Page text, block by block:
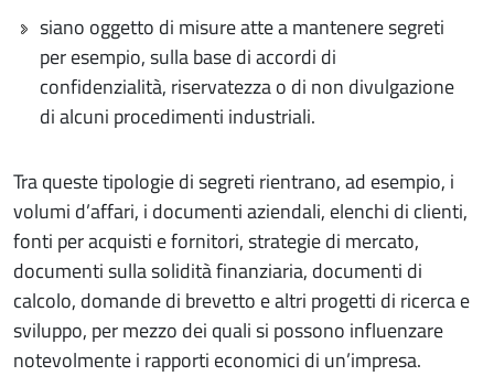
siano oggetto di misure atte a mantenere segreti
per esempio, sulla base di accordi di
confidenzialità, riservatezza o di non divulgazione
di alcuni procedimenti industriali.
Tra queste tipologie di segreti rientrano, ad esempio, i
volumi d’affari, i documenti aziendali, elenchi di clienti,
fonti per acquisti e fornitori, strategie di mercato,
documenti sulla solidità finanziaria, documenti di
calcolo, domande di brevetto e altri progetti di ricerca e
sviluppo, per mezzo dei quali si possono influenzare
notevolmente i rapporti economici di un’impresa.